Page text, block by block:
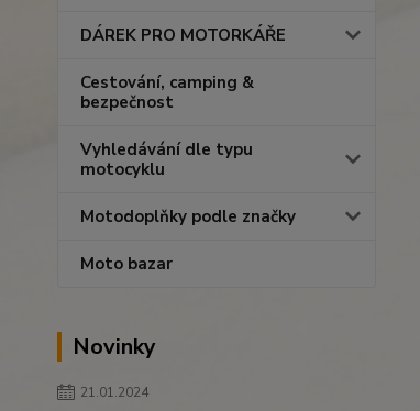
DÁREK PRO MOTORKÁŘE
Cestování, camping &
bezpečnost
Vyhledávání dle typu
motocyklu
Motodoplňky podle značky
Moto bazar
Novinky
21.01.2024